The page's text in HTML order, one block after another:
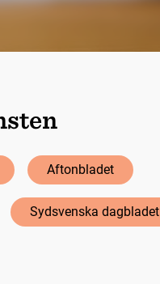
Aftonbladet
Sydsvenska dagbladet